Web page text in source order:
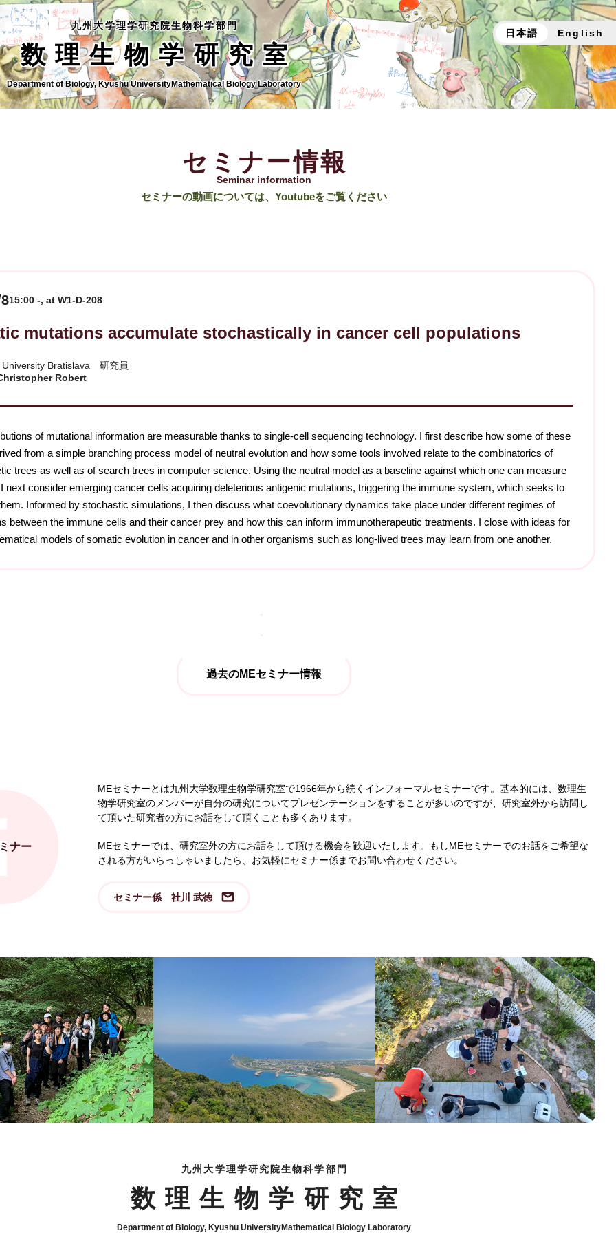
九州大学理学研究院生物科学部門
数理生物学研究室
Department of Biology, Kyushu UniversityMathematical Biology Laboratory
日本語 English
セミナー情報
Seminar information
セミナーの動画については、Youtubeをご覧ください
15:00 -, at W1-D-208
mutations accumulate stochastically in cancer cell populations
University Bratislava 研究員
Robert
of mutational information are measurable thanks to single-cell sequencing technology. I first describe how some of these
from a simple branching process model of neutral evolution and how some tools involved relate to the combinatorics of
trees as well as of search trees in computer science. Using the neutral model as a baseline against which one can measure
next consider emerging cancer cells acquiring deleterious antigenic mutations, triggering the immune system, which seeks to
Informed by stochastic simulations, I then discuss what coevolutionary dynamics take place under different regimes of
between the immune cells and their cancer prey and how this can inform immunotherapeutic treatments. I close with ideas for
models of somatic evolution in cancer and in other organisms such as long-lived trees may learn from one another.
過去のMEセミナー情報
ナー
MEセミナーとは九州大学数理生物学研究室で1966年から続くインフォーマルセミナーです。基本的には、数理生
物学研究室のメンバーが自分の研究についてプレゼンテーションをすることが多いのですが、研究室外から訪問し
て頂いた研究者の方にお話をして頂くことも多くあります。
MEセミナーでは、研究室外の方にお話をして頂ける機会を歓迎いたします。もしMEセミナーでのお話をご希望な
される方がいらっしゃいましたら、お気軽にセミナー係までお問い合わせください。
セミナー係 社川 武徳
九州大学理学研究院生物科学部門
数理生物学研究室
Department of Biology, Kyushu UniversityMathematical Biology Laboratory